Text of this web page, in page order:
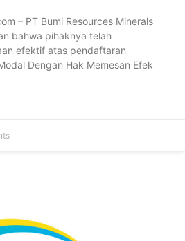
– PT Bumi Resources Minerals
bahwa pihaknya telah
efektif atas pendaftaran
Dengan Hak Memesan Efek